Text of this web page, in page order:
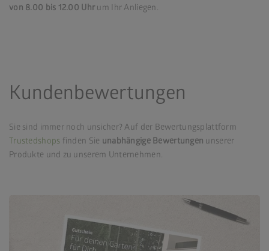
von 8.00 bis 12.00 Uhr um Ihr Anliegen.
Kundenbewertungen
Sie sind immer noch unsicher? Auf der Bewertungsplattform
Trustedshops finden Sie unabhängige Bewertungen unserer
Produkte und zu unserem Unternehmen.